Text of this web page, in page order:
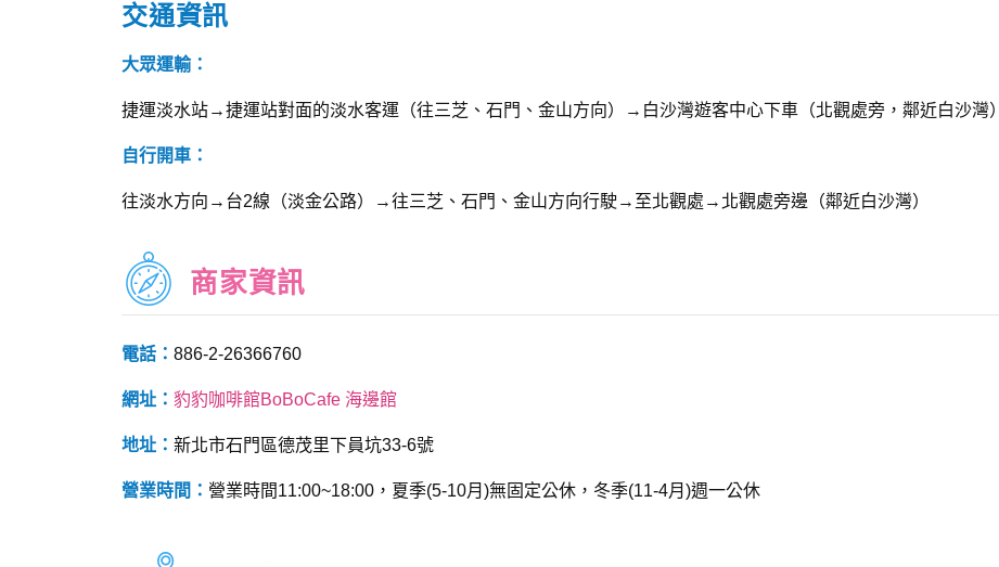
交通資訊
大眾運輸：
捷運淡水站→捷運站對面的淡水客運（往三芝、石門、金山方向）→白沙灣遊客中心下車（北觀處旁，鄰近白沙灣）
自行開車：
往淡水方向→台2線（淡金公路）→往三芝、石門、金山方向行駛→至北觀處→北觀處旁邊（鄰近白沙灣）
商家資訊
電話： 886-2-26366760
網址： 豹豹咖啡館BoBoCafe 海邊館
地址： 新北市石門區德茂里下員坑33-6號
營業時間： 營業時間11:00~18:00，夏季(5-10月)無固定公休，冬季(11-4月)週一公休